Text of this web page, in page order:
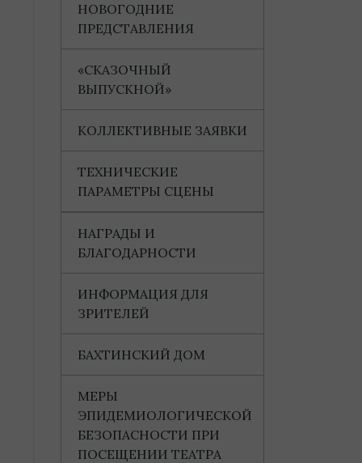
НОВОГОДНИЕ
ПРЕДСТАВЛЕНИЯ
«СКАЗОЧНЫЙ
ВЫПУСКНОЙ»
КОЛЛЕКТИВНЫЕ ЗАЯВКИ
ТЕХНИЧЕСКИЕ
ПАРАМЕТРЫ СЦЕНЫ
НАГРАДЫ И
БЛАГОДАРНОСТИ
ИНФОРМАЦИЯ ДЛЯ
ЗРИТЕЛЕЙ
БАХТИНСКИЙ ДОМ
МЕРЫ
ЭПИДЕМИОЛОГИЧЕСКОЙ
БЕЗОПАСНОСТИ ПРИ
ПОСЕЩЕНИИ ТЕАТРА